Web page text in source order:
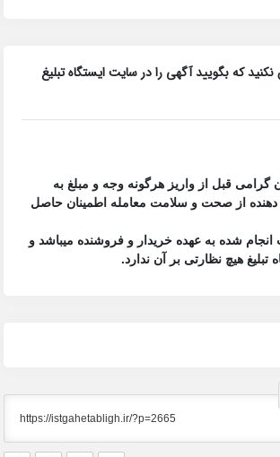
که بگویید آگهی را درسایت ایستگاه تبلیغ
گرامی قبل از واریز هرگونه وجه و مبلغ به
از صحت و سلامت معامله اطمینان حاصل
انجام شده به عهده خریدار و فروشنده میباشد و
تبلیغ هیچ نظارتی بر آن ندارد.